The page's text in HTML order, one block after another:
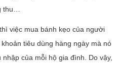
thu…
việc mua bánh kẹo của người
tiêu dùng hàng ngày mà nó
của mỗi hộ gia đình. Do vậy,